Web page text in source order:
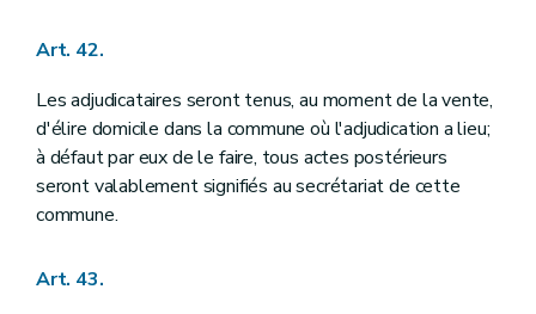
Art. 42.
Les adjudicataires seront tenus, au moment de la vente,
d'élire domicile dans la commune où l'adjudication a lieu;
à défaut par eux de le faire, tous actes postérieurs
seront valablement signifiés au secrétariat de cette
commune.
Art. 43.